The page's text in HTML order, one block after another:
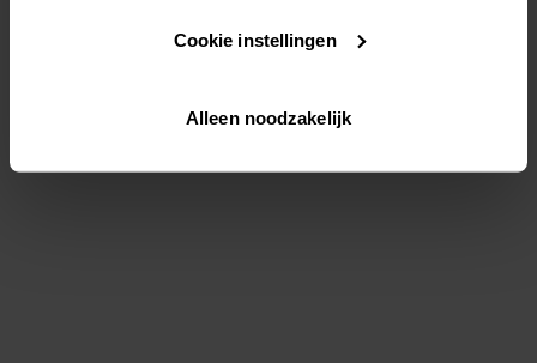
Lees hier meer over in onsprivacybeleid
Via "Cookie instellingen" kun je ook zelf instellen welke
Cookie instellingen
Alleen noodzakelijk